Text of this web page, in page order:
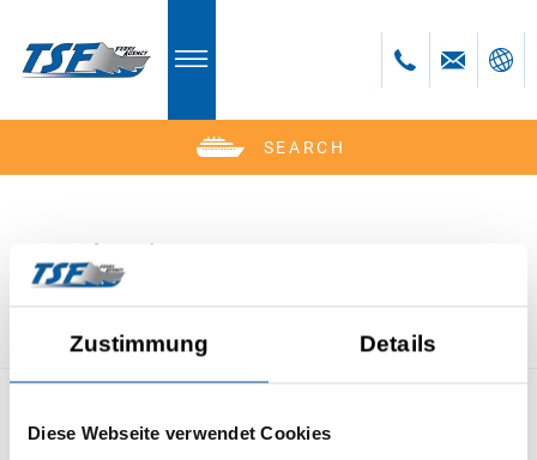
Zustimmung Details
Diese Webseite verwendet Cookies
SEARCH
Reedereien